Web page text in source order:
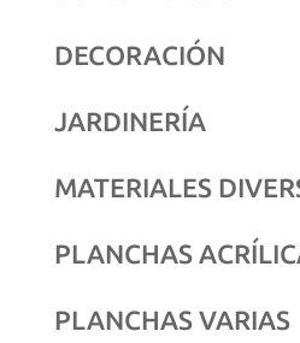
DECORACIÓN
JARDINERÍA
MATERIALES
PLANCHAS
PLANCHAS VARIAS